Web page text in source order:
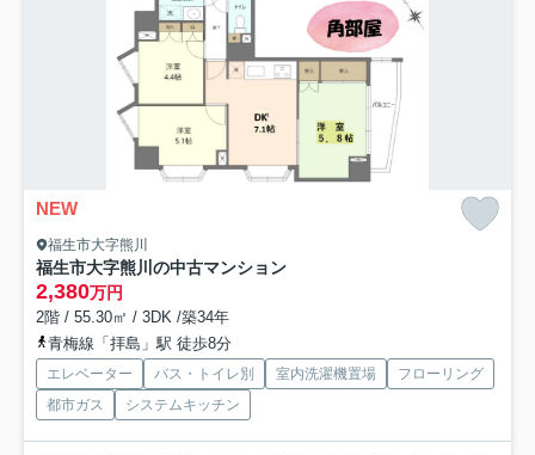
NEW
福生市大字熊川
福生市大字熊川の中古マンション
2,380万円
2階 / 55.30㎡ / 3DK /築34年
青梅線「拝島」駅 徒歩8分
エレベーター バス・トイレ別 室内洗濯機置場
フローリング
都市ガス
システムキッチン